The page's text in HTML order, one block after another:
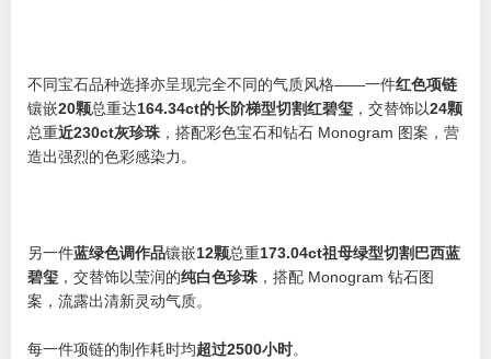
不同宝石品种选择亦呈现完全不同的气质风格——一件红色项链
镶嵌20颗总重达164.34ct的长阶梯型切割红碧玺 ，交替饰以24颗
总重近230ct灰珍珠 ，搭配彩色宝石和钻石 Monogram 图案，营
造出强烈的色彩感染力。
另一件蓝绿色调作品镶嵌12颗总重173.04ct祖母绿型切割巴西蓝
碧玺 ，交替饰以莹润的纯白色珍珠 ，搭配 Monogram 钻石图
案，流露出清新灵动气质。
每一件项链的制作耗时均超过2500小时。